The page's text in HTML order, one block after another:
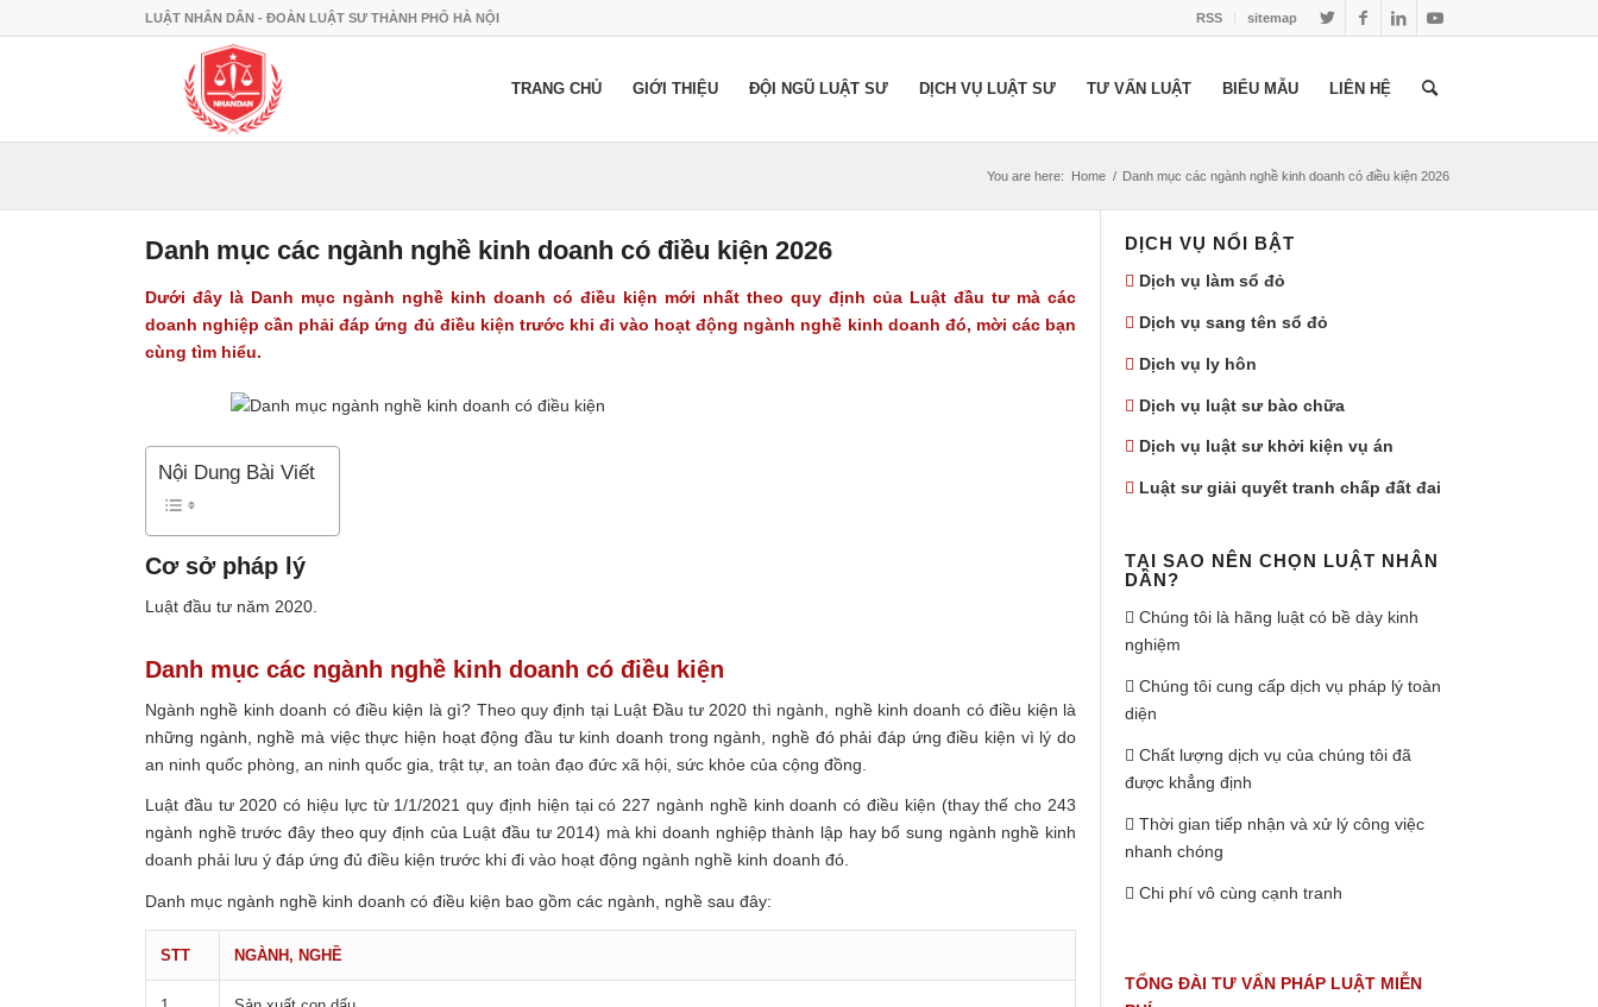
RSS sitemap
LUẬT NHÂN DÂN - ĐOÀN LUẬT SƯ THÀNH PHỐ HÀ NỘI
TRANG CHỦ GIỚI THIỆU ĐỘI NGŨ LUẬT SƯ DỊCH VỤ LUẬT SƯ TƯ VẤN LUẬT BIỂU MẪU LIÊN HỆ
You are here: Home / Danh mục các ngành nghề kinh doanh có điều kiện 2026
Danh mục các ngành nghề kinh doanh có điều kiện 2026
Dưới đây là Danh mục ngành nghề kinh doanh có điều kiện mới nhất theo quy định của Luật đầu tư mà các
doanh nghiệp cần phải đáp ứng đủ điều kiện trước khi đi vào hoạt động ngành nghề kinh doanh đó, mời các bạn
cùng tìm hiểu.
Nội Dung Bài Viết
Cơ sở pháp lý
Luật đầu tư năm 2020.
Danh mục các ngành nghề kinh doanh có điều kiện
Ngành nghề kinh doanh có điều kiện là gì? Theo quy định tại Luật Đầu tư 2020 thì ngành, nghề kinh doanh có điều kiện là
những ngành, nghề mà việc thực hiện hoạt động đầu tư kinh doanh trong ngành, nghề đó phải đáp ứng điều kiện vì lý do
an ninh quốc phòng, an ninh quốc gia, trật tự, an toàn đạo đức xã hội, sức khỏe của cộng đồng.
Luật đầu tư 2020 có hiệu lực từ 1/1/2021 quy định hiện tại có 227 ngành nghề kinh doanh có điều kiện (thay thế cho 243
ngành nghề trước đây theo quy định của Luật đầu tư 2014) mà khi doanh nghiệp thành lập hay bổ sung ngành nghề kinh
doanh phải lưu ý đáp ứng đủ điều kiện trước khi đi vào hoạt động ngành nghề kinh doanh đó.
Danh mục ngành nghề kinh doanh có điều kiện bao gồm các ngành, nghề sau đây:
STT NGÀNH, NGHỀ
DỊCH VỤ NỔI BẬT
Dịch vụ làm sổ đỏ
Dịch vụ sang tên sổ đỏ
Dịch vụ ly hôn
Dịch vụ luật sư bào chữa
Dịch vụ luật sư khởi kiện vụ án
Luật sư giải quyết tranh chấp đất đai
TẠI SAO NÊN CHỌN LUẬT NHÂN
DÂN?
Chúng tôi là hãng luật có bề dày kinh
nghiệm
Chúng tôi cung cấp dịch vụ pháp lý toàn
diện
Chất lượng dịch vụ của chúng tôi đã
được khẳng định
Thời gian tiếp nhận và xử lý công việc
nhanh chóng
Chi phí vô cùng cạnh tranh
TỔNG ĐÀI TƯ VẤN PHÁP LUẬT MIỄN